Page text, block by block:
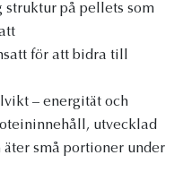
struktur på pellets som
för att bidra till
– energität och
utvecklad
små portioner under